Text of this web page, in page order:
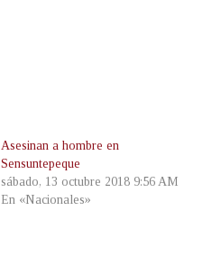
Asesinan a hombre en
Sensuntepeque
sábado, 13 octubre 2018 9:56 AM
En «Nacionales»